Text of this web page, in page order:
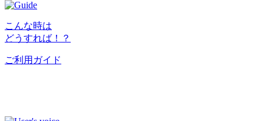
こんな時は
どうすれば！？
ご利用ガイド